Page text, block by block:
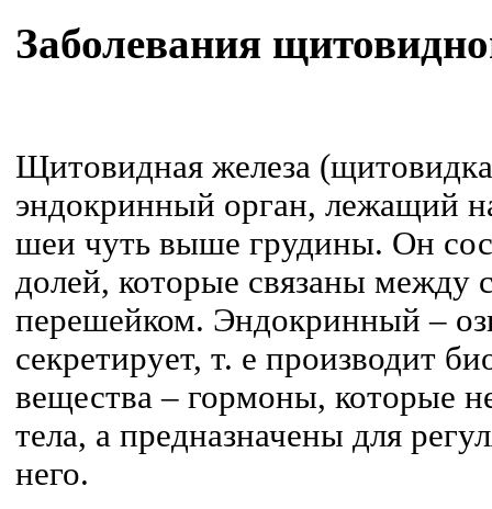
Заболевания
Щитовидная железа
эндокринный орган, лежащий
шеи чуть выше грудины. Он
долей, которые связаны между
перешейком. Эндокринный –
секретирует, т. е производит
вещества – гормоны, которые
тела, а предназначены для
него.